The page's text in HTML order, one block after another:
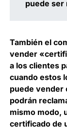
puede ser
También el
vender
a los clientes
cuando estos
puede vender
podrán
mismo modo,
certificado de